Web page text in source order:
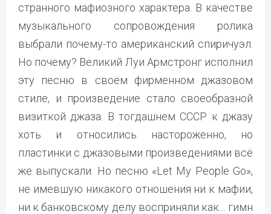
странного мафиозного характера. В качестве
музыкального сопровождения ролика
выбрали почему-то американский спиричуэл.
Но почему? Великий Луи Армстронг исполнил
эту песню в своём фирменном джазовом
стиле, и произведение стало своеобразной
визиткой джаза. В тогдашнем СССР к джазу
хоть и относились настороженно, но
пластинки с джазовыми произведениями всё
же выпускали. Но песню «Let My People Go»,
не имевшую никакого отношения ни к мафии,
ни к банковскому делу восприняли как… гимн